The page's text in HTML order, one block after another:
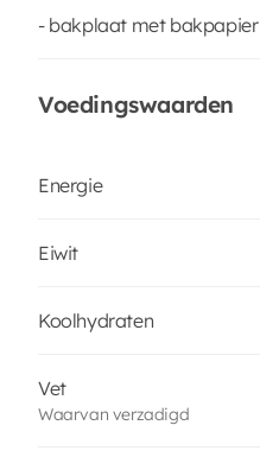
- bakplaat met bakpapier
Voedingswaarden
Energie
Eiwit
Koolhydraten
Vet
Waarvan verzadigd